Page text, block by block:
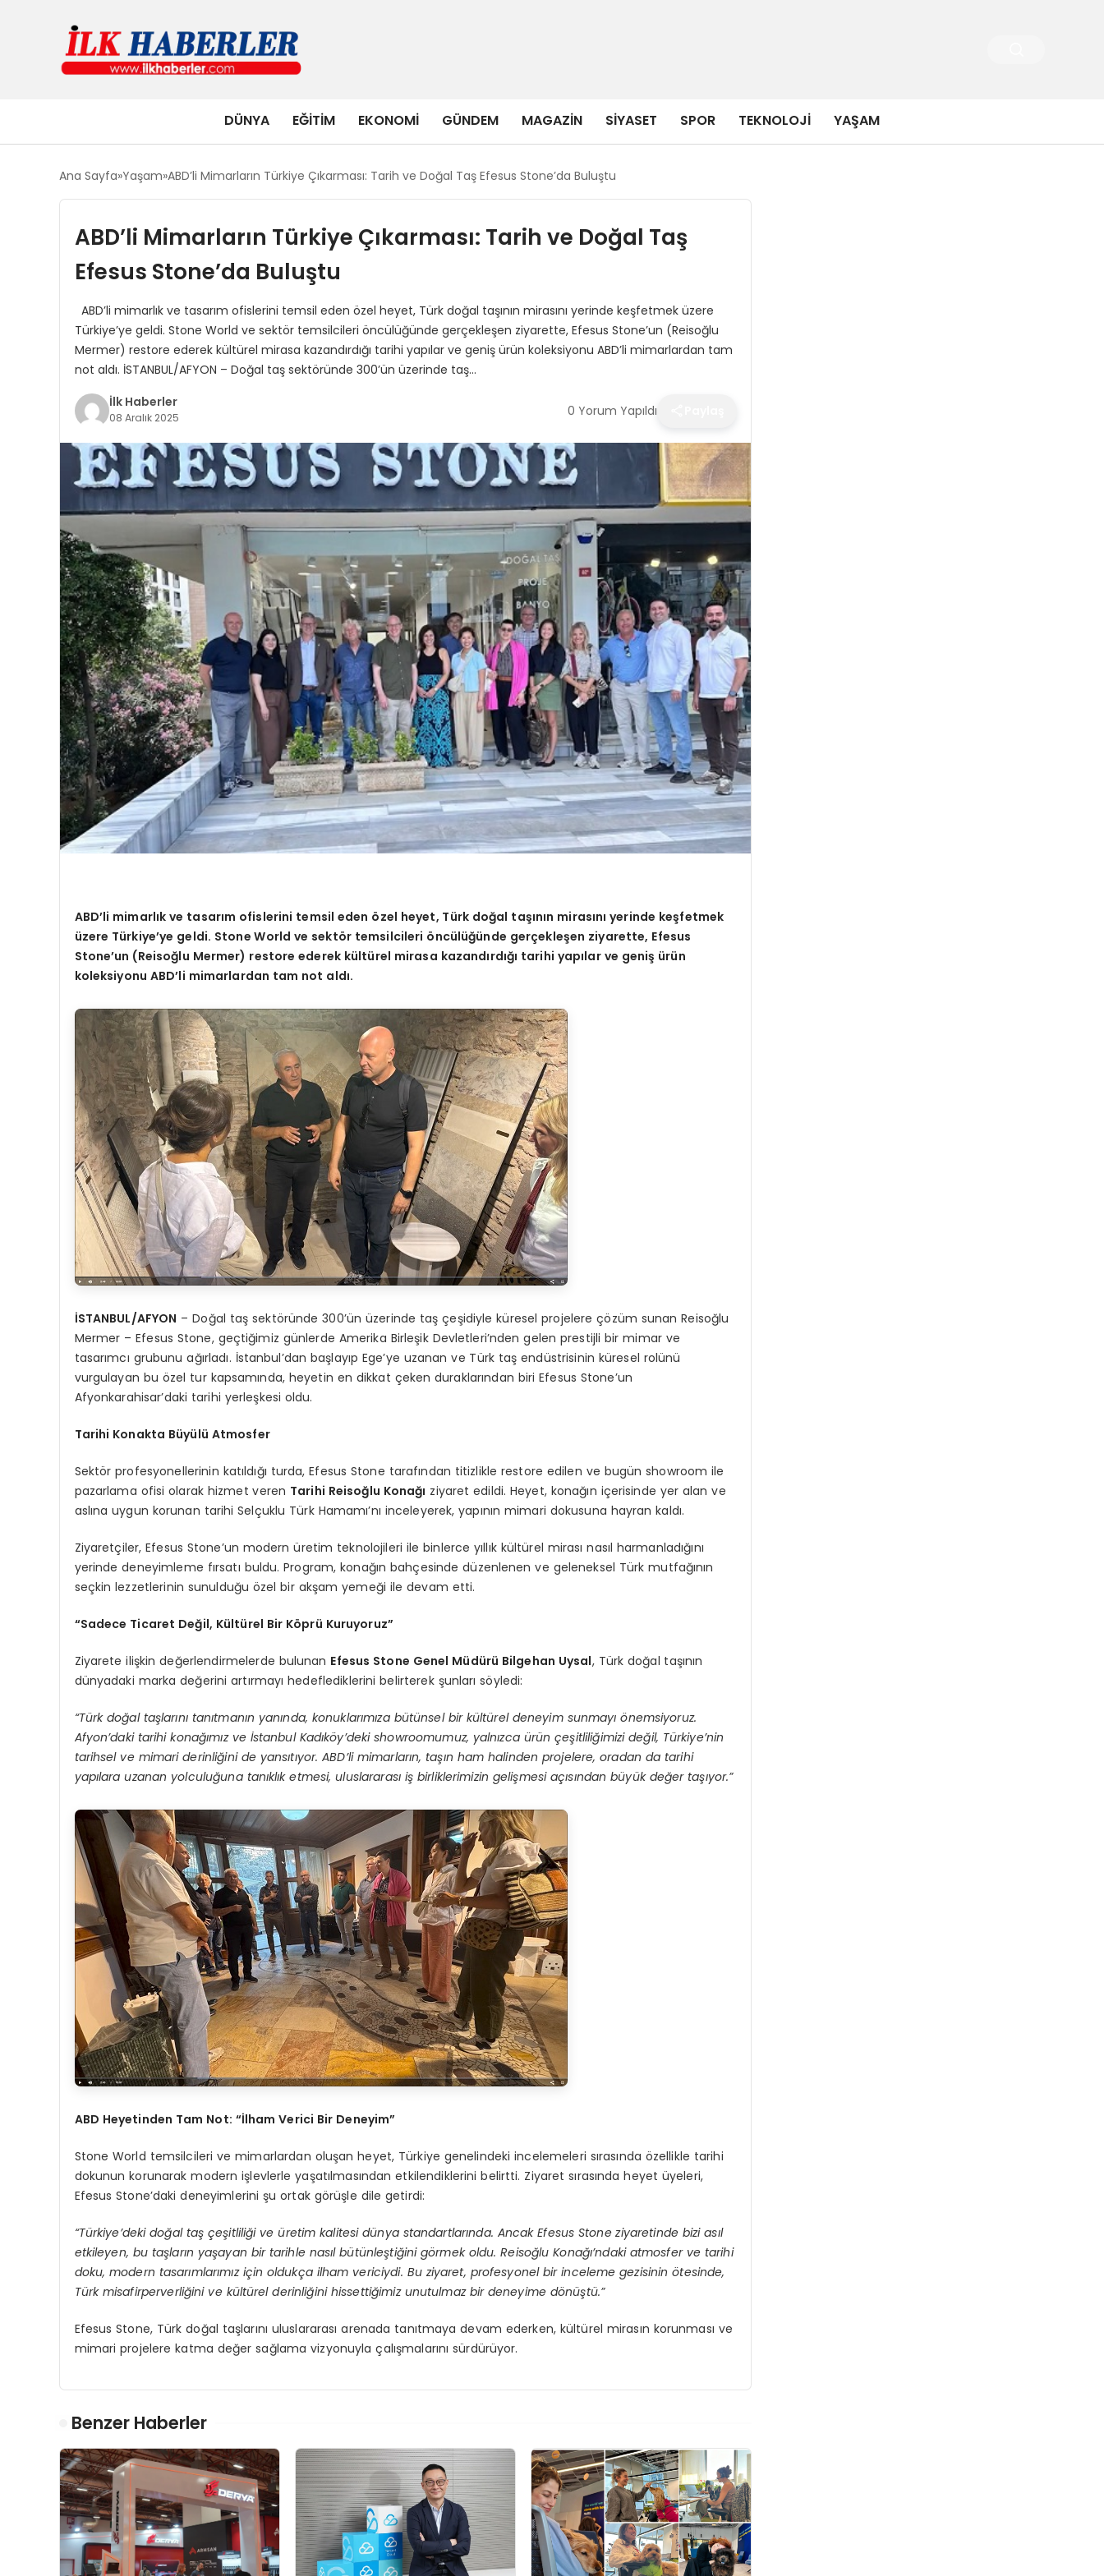
DÜNYA EĞITIM EKONOMI GÜNDEM MAGAZIN SIYASET SPOR TEKNOLOJI YAŞAM
Ana Sayfa Yaşam ABD’li Mimarların Türkiye Çıkarması: Tarih ve Doğal Taş Efesus Stone’da Buluştu
ABD’li Mimarların Türkiye Çıkarması: Tarih ve Doğal Taş
Efesus Stone’da Buluştu
ABD’li mimarlık ve tasarım ofislerini temsil eden özel heyet, Türk doğal taşının mirasını yerinde keşfetmek üzere
Türkiye’ye geldi. Stone World ve sektör temsilcileri öncülüğünde gerçekleşen ziyarette, Efesus Stone’un (Reisoğlu
Mermer) restore ederek kültürel mirasa kazandırdığı tarihi yapılar ve geniş ürün koleksiyonu ABD’li mimarlardan tam
not aldı. İSTANBUL/AFYON – Doğal taş sektöründe 300’ün üzerinde taş…
İlk Haberler
08 Aralık 2025 0 Yorum Yapıldı
ABD’li mimarlık ve tasarım ofislerini temsil eden özel heyet, Türk doğal taşının mirasını yerinde keşfetmek
üzere Türkiye’ye geldi. Stone World ve sektör temsilcileri öncülüğünde gerçekleşen ziyarette, Efesus
Stone’un (Reisoğlu Mermer) restore ederek kültürel mirasa kazandırdığı tarihi yapılar ve geniş ürün
koleksiyonu ABD’li mimarlardan tam not aldı.
İSTANBUL/AFYON – Doğal taş sektöründe 300’ün üzerinde taş çeşidiyle küresel projelere çözüm sunan Reisoğlu
Mermer – Efesus Stone, geçtiğimiz günlerde Amerika Birleşik Devletleri’nden gelen prestijli bir mimar ve
tasarımcı grubunu ağırladı. İstanbul’dan başlayıp Ege’ye uzanan ve Türk taş endüstrisinin küresel rolünü
vurgulayan bu özel tur kapsamında, heyetin en dikkat çeken duraklarından biri Efesus Stone’un
Afyonkarahisar’daki tarihi yerleşkesi oldu.
Tarihi Konakta Büyülü Atmosfer
Sektör profesyonellerinin katıldığı turda, Efesus Stone tarafından titizlikle restore edilen ve bugün showroom ile
pazarlama ofisi olarak hizmet veren Tarihi Reisoğlu Konağı ziyaret edildi. Heyet, konağın içerisinde yer alan ve
aslına uygun korunan tarihi Selçuklu Türk Hamamı’nı inceleyerek, yapının mimari dokusuna hayran kaldı.
Ziyaretçiler, Efesus Stone’un modern üretim teknolojileri ile binlerce yıllık kültürel mirası nasıl harmanladığını
yerinde deneyimleme fırsatı buldu. Program, konağın bahçesinde düzenlenen ve geleneksel Türk mutfağının
seçkin lezzetlerinin sunulduğu özel bir akşam yemeği ile devam etti.
“Sadece Ticaret Değil, Kültürel Bir Köprü Kuruyoruz”
Ziyarete ilişkin değerlendirmelerde bulunan Efesus Stone Genel Müdürü Bilgehan Uysal, Türk doğal taşının
dünyadaki marka değerini artırmayı hedeflediklerini belirterek şunları söyledi:
“Türk doğal taşlarını tanıtmanın yanında, konuklarımıza bütünsel bir kültürel deneyim sunmayı önemsiyoruz.
Afyon’daki tarihi konağımız ve İstanbul Kadıköy’deki showroomumuz, yalnızca ürün çeşitliliğimizi değil, Türkiye’nin
tarihsel ve mimari derinliğini de yansıtıyor. ABD’li mimarların, taşın ham halinden projelere, oradan da tarihi
yapılara uzanan yolculuğuna tanıklık etmesi, uluslararası iş birliklerimizin gelişmesi açısından büyük değer taşıyor.”
ABD Heyetinden Tam Not: “İlham Verici Bir Deneyim”
Stone World temsilcileri ve mimarlardan oluşan heyet, Türkiye genelindeki incelemeleri sırasında özellikle tarihi
dokunun korunarak modern işlevlerle yaşatılmasından etkilendiklerini belirtti. Ziyaret sırasında heyet üyeleri,
Efesus Stone’daki deneyimlerini şu ortak görüşle dile getirdi:
“Türkiye’deki doğal taş çeşitliliği ve üretim kalitesi dünya standartlarında. Ancak Efesus Stone ziyaretinde bizi asıl
etkileyen, bu taşların yaşayan bir tarihle nasıl bütünleştiğini görmek oldu. Reisoğlu Konağı’ndaki atmosfer ve tarihi
doku, modern tasarımlarımız için oldukça ilham vericiydi. Bu ziyaret, profesyonel bir inceleme gezisinin ötesinde,
Türk misafirperverliğini ve kültürel derinliğini hissettiğimiz unutulmaz bir deneyime dönüştü.”
Efesus Stone, Türk doğal taşlarını uluslararası arenada tanıtmaya devam ederken, kültürel mirasın korunması ve
mimari projelere katma değer sağlama vizyonuyla çalışmalarını sürdürüyor.
Benzer Haberler